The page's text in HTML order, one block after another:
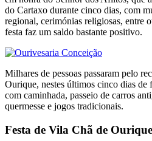
do Cartaxo durante cinco dias, com
regional, cerimónias religiosas, entre
festa faz um saldo bastante positivo.
Milhares de pessoas passaram pelo
Ourique, nestes últimos cinco dias de
com caminhada, passeio de carros
quermesse e jogos tradicionais.
Festa de Vila Chã de